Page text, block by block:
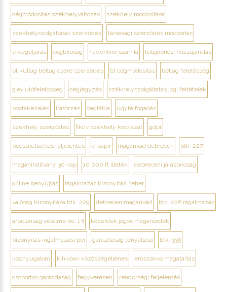
cégmódosítás székhelyváltozás székhely módosítása
székhelyszolgáltatás szerződés társasági szerződés módosítás
e-cégeljárás cégbíróság nav online számla tulajdonosi hozzájárulás
bt kültag beltag csere szerződés bt cégmódosítás beltag felelősség
5 év utófelelősség cégjegyzés székhelyszolgáltatás jogi feltételek
postakezelés iratőrzés cégtábla ügyfélfogadás
székhely szerződés fiktív székhely kockázat gdpr
becsületsértés feljelentés e-papír magánvád debrecen btk. 227
magánindítvány 30 nap 10 000 ft illeték debreceni járásbíróság
online benyújtás rágalmazás bizonyítási teher
valóság bizonyítása btk. 229 debrecen magánvád btk. 226 rágalmazás
ártatlanság vélelme be. 1 § közérdek jogos magánérdek
bizonyítás rágalmazási per garázdaság tényállása btk. 339
köznyugalom kihívóan közösségellenes erőszakos magatartás
csoportos garázdaság fegyveresen rendőrségi feljelentés